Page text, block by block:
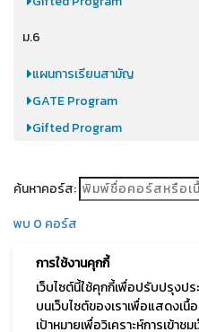
ม.6
แผนการเรียนสามัญ
GATE Program
Gifted Program
ค้นหาคอร์ส:
พบ 0 คอร์ส
เตรียมพบกับคอร์สออนไลน์หมวดนี้ได้
การใช้งานคุกกี้
เว็บไซต์นี้ใช้คุกกี้เพื่อปรับปรุงป
บนเว็บไซต์ของเราเพื่อแสดงเ
เป้าหมายเพื่อวิเคราะห์การเข้าช